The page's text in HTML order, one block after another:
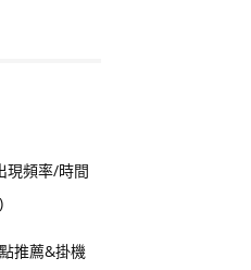
現頻率/時間
推薦&掛機